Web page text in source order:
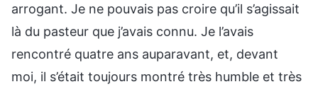
arrogant. Je ne pouvais pas croire qu’il s’agissait
là du pasteur que j’avais connu. Je l’avais
rencontré quatre ans auparavant, et, devant
moi, il s’était toujours montré très humble et très